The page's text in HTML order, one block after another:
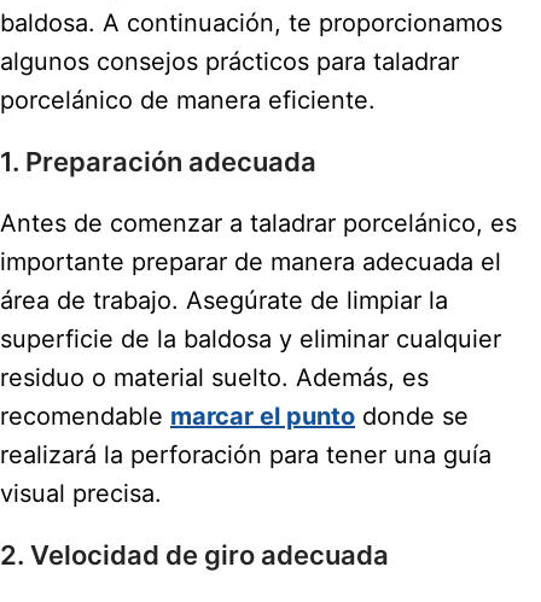
baldosa. A continuación, te proporcionamos
algunos consejos prácticos para taladrar
porcelánico de manera eficiente.
1. Preparación adecuada
Antes de comenzar a taladrar porcelánico, es
importante preparar de manera adecuada el
área de trabajo. Asegúrate de limpiar la
superficie de la baldosa y eliminar cualquier
residuo o material suelto. Además, es
recomendable marcar el punto donde se
realizará la perforación para tener una guía
visual precisa.
2. Velocidad de giro adecuada